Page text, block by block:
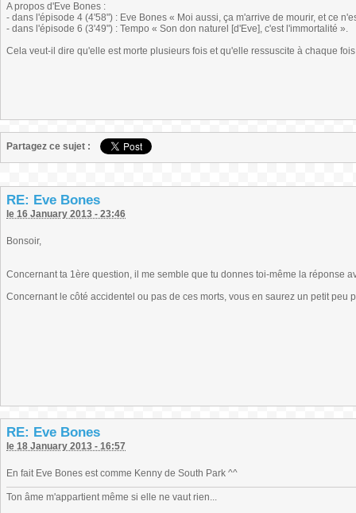
A propos d'Eve Bones :
- dans l'épisode 4 (4'58") : Eve Bones « Moi aussi, ça m'arrive de mourir, et ce
- dans l'épisode 6 (3'49") : Tempo « Son don naturel [d'Eve], c'est l'immortalité ».
Cela veut-il dire qu'elle est morte plusieurs fois et qu'elle ressuscite à chaque
Partagez ce sujet :
RE: Eve Bones
le 16 January 2013 - 23:46
Bonsoir,
Concernant ta 1ère question, il me semble que tu donnes toi-même la réponse
Concernant le côté accidentel ou pas de ces morts, vous en saurez un petit peu
RE: Eve Bones
le 18 January 2013 - 16:57
En fait Eve Bones est comme Kenny de South Park ^^
Ton âme m'appartient même si elle ne vaut rien...